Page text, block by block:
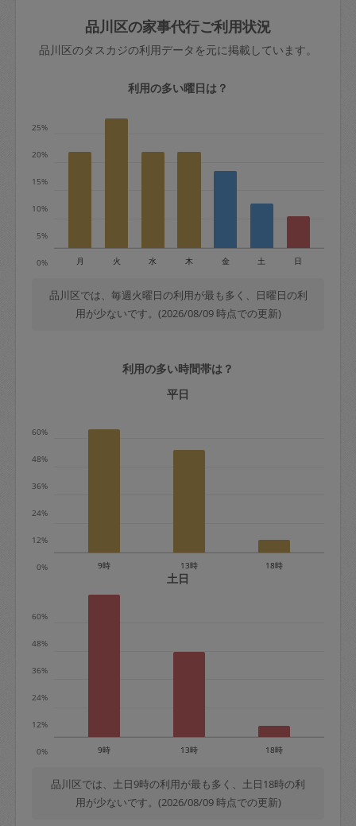
依頼者不在による当日キャンセル＝依頼
金額の100%＋交通費全額
※例：依頼日時／土曜日午前9時開始の場
＋交通費全額
依頼者不在による当日キャンセル＝依頼
金額の100%＋交通費全額
定期契約をキャンセルする場合、毎週定
期は月2回まで隔週定期は月1回までキャ
ャンセル料が発生します。
※キャンセル料金の設定について：
定期依頼1回（3時間）の金額とスポット
きた場合は損害保険の対象外となるので
ご注意ください。
玉、など
あわせてこちらも参照ください：初めて
はありますか？
品川区の家事代行ご利用状況
品川区のタスカジの利用データを元に掲載しています。
利用の多い曜日は？
0%
5%
10%
15%
20%
25%
月 火 水 木 金 土 日
品川区では、毎週火曜日の利用が最も多く、日曜日の利
用が少ないです。(2026/08/09 時点での更新)
利用の多い時間帯は？
平日
0%
12%
24%
36%
48%
60%
9時 13時 18時
土日
0%
12%
24%
36%
48%
60%
9時 13時 18時
品川区では、土日9時の利用が最も多く、土日18時の利
用が少ないです。(2026/08/09 時点での更新)